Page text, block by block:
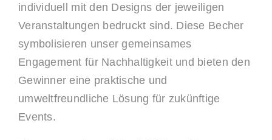
individuell mit den Designs der jeweiligen
Veranstaltungen bedruckt sind. Diese Becher
symbolisieren unser gemeinsames
Engagement für Nachhaltigkeit und bieten den
Gewinner eine praktische und
umweltfreundliche Lösung für zukünftige
Events.